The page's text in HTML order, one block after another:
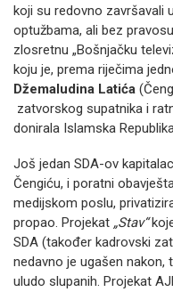
koji su redovno završavali
optužbama, ali bez
zlosretnu „Bošnjačku
koju je, prema riječima
Džemaludina Latića
zatvorskog supatnika i
donirala Islamska
Još jedan SDA-ov
Čengiću, i poratni
medijskom poslu,
propao. Projekat „Stav“
SDA (također kadrovski
nedavno je ugašen nakon,
uludo slupanih. Projekat